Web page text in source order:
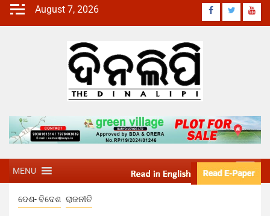
August 7, 2026
MENU
ଦେଶ- ବିଦେଶ ରାଜନୀତି